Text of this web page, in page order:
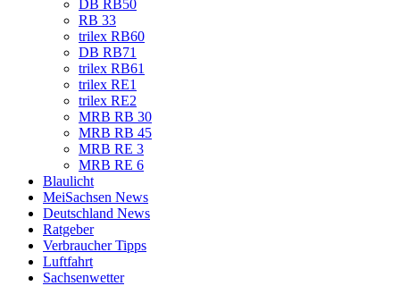
DB RB50
RB 33
trilex RB60
DB RB71
trilex RB61
trilex RE1
trilex RE2
MRB RB 30
MRB RB 45
MRB RE 3
MRB RE 6
Blaulicht
MeiSachsen News
Deutschland News
Ratgeber
Verbraucher Tipps
Luftfahrt
Sachsenwetter